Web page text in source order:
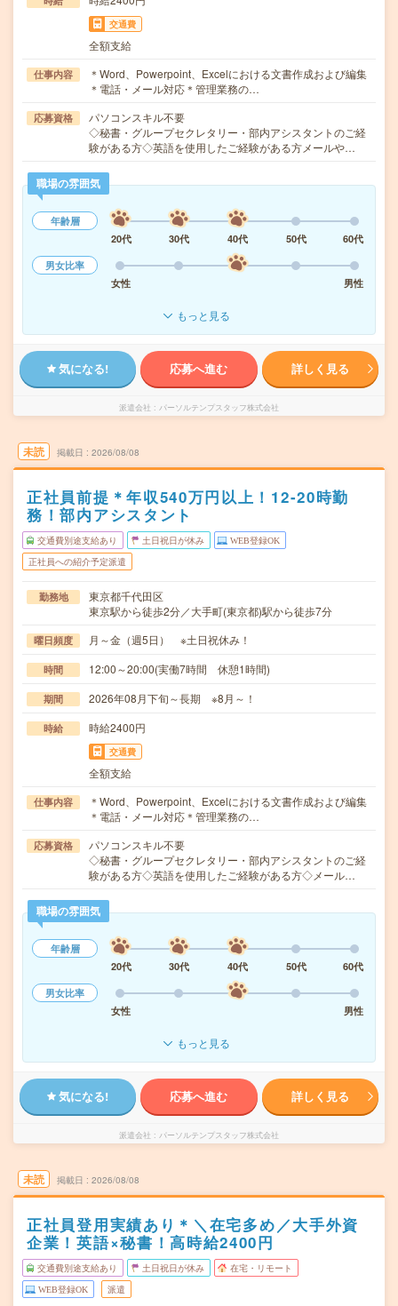
交通費
全額支給
仕事内容
＊Word、Powerpoint、Excelにおける文書作成および編集
＊電話・メール対応＊管理業務の…
応募資格
パソコンスキル不要
◇秘書・グループセクレタリー・部内アシスタントのご経
験がある方◇英語を使用したご経験がある方メールや…
職場の雰囲気
年齢層
20代
30代 40代 50代
60代
男女比率
女性
男性
もっと見る
気になる! 応募へ進む 詳しく見る
派遣会社 パーソルテンプスタッフ株式会社
未読 掲載日 2026/08/08
正社員前提＊年収540万円以上！12-20時勤
務！部内アシスタント
交通費別途支給あり 土日祝日が休み WEB登録OK
正社員への紹介予定派遣
勤務地
東京都千代田区
東京駅から徒歩2分／大手町(東京都)駅から徒歩7分
曜日頻度 月～金（週5日） ※土日祝休み！
時間 12:00～20:00(実働7時間 休憩1時間)
期間 2026年08月下旬～長期 ※8月～！
時給 時給2400円
交通費
全額支給
仕事内容
＊Word、Powerpoint、Excelにおける文書作成および編集
＊電話・メール対応＊管理業務の…
応募資格
パソコンスキル不要
◇秘書・グループセクレタリー・部内アシスタントのご経
験がある方◇英語を使用したご経験がある方◇メール…
職場の雰囲気
年齢層
20代
30代 40代 50代
60代
男女比率
女性
男性
もっと見る
気になる! 応募へ進む 詳しく見る
派遣会社 パーソルテンプスタッフ株式会社
未読 掲載日 2026/08/08
正社員登用実績あり＊＼在宅多め／大手外資
企業！英語×秘書！高時給2400円
交通費別途支給あり 土日祝日が休み 在宅・リモート
WEB登録OK 派遣